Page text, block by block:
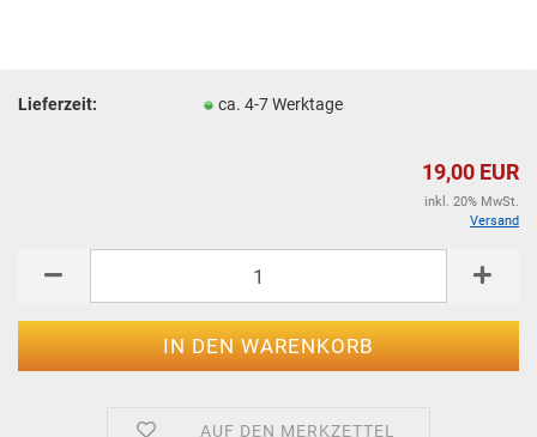
Lieferzeit: ca. 4-7 Werktage
19,00 EUR
inkl. 20% MwSt.
Versand
AUF DEN MERKZETTEL